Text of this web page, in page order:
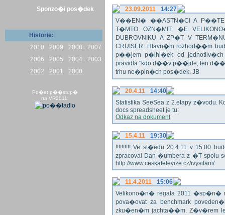
Sponzo�i pos�dek
Historie:
2010
2009 2008
2007
2006
2005 2004
2003
2002
2001 2000
Po�et p��stup�
na VR2011:
23.09.2011
14:27
V��EN� ��ASTN�CI A
T�MTO OZN�MIT, �E
DUBROVNIKU A ZP�T V
CRUISER. Hlavn�m rozhod��m
p��jem p�ihl�ek od
pravidla "kdo d��v p��jde, ten
trhu ne�pln�ch pos�dek. JB
20.4.11
14:40
Statistika SeeSea z 2.etapy z�vodu.
docs spreadsheet je tu:
Odkaz na dokument
15.4.11
19:30
!!!!!!!!!! Ve st�edu 20.4.11 v 15:00
zpracoval Dan �umbera z �T spolu
http://www.ceskatelevize.cz/ivysilani/
11.4.2011
15:06
Velikono�n� regata 2011 �sp�n�
pova�ovat za benchmark
zku�en�m jachta��m. Z�v�rem